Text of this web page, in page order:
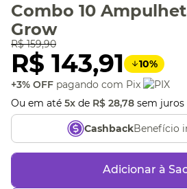
Combo 10
Grow
R$ 159,90
R$ 143,91 10%
+3% OFF pagando com Pix
Ou em até 5x de R$ 28,78 sem juros
CashbackBenefício
Adicionar à